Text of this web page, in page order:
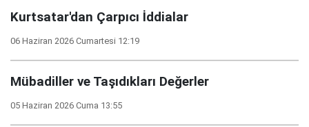
Kurtsatar'dan Çarpıcı İddialar
06 Haziran 2026 Cumartesi 12:19
Mübadiller ve Taşıdıkları Değerler
05 Haziran 2026 Cuma 13:55